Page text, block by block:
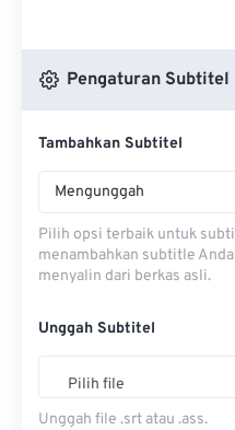
Pengaturan Subtitel
Tambahkan Subtitel
Mengunggah
Pilih opsi terbaik untuk
menambahkan subtitle
menyalin dari berkas asli.
Unggah Subtitel
Pilih file
Unggah file .srt atau .ass.